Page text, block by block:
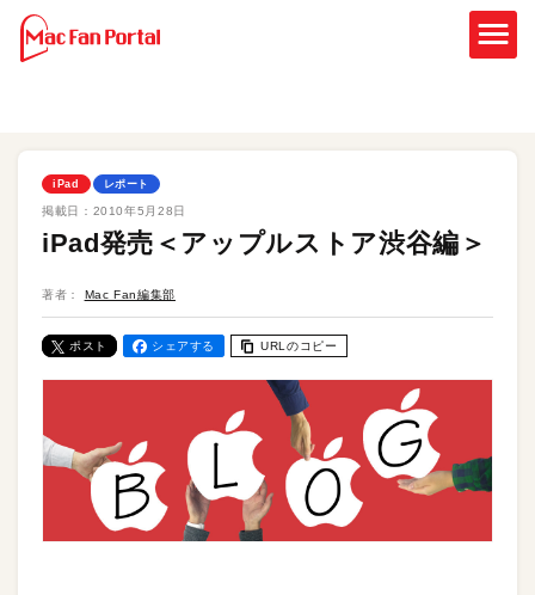
iPad レポート
掲載日： 2010年5月28日
iPad発売＜アップルストア渋谷編＞
著者： Mac Fan編集部
ポスト シェアする URLのコピー